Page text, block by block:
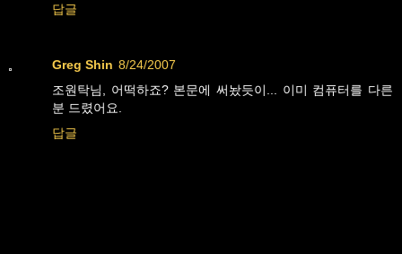
답글
Greg Shin 8/24/2007
조원탁님, 어떡하죠? 본문에 써놨듯이... 이미 컴퓨터를 다른
분 드렸어요.
답글